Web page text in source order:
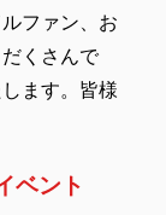
ファン、お
くさんで
ます。皆様
ベント